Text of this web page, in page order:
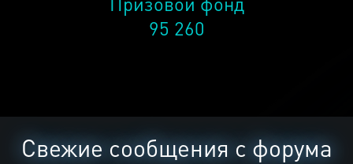
95 260
Свежие сообщения с форума